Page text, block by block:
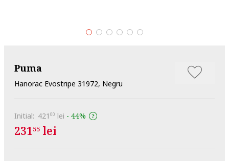
Puma
Hanorac Evostripe 31972, Negru
Initial: 421 00 lei - 44%
23155 lei